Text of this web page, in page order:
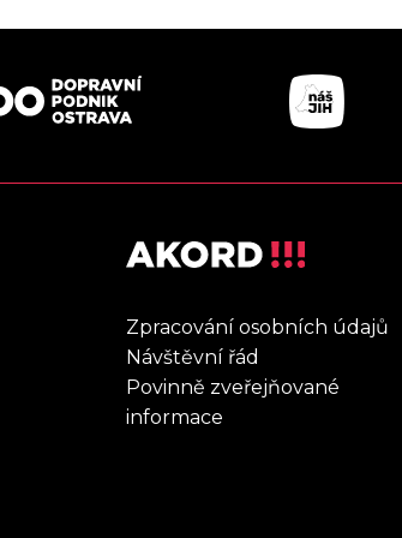
Zpracování osobních údajů
Návštěvní řád
Povinně zveřejňované
informace